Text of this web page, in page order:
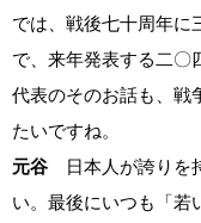
では、戦後七十周年に
で、来年発表する二〇
代表のそのお話も、戦
たいですね。
元谷
日本人が誇りを
い。最後にいつも「若